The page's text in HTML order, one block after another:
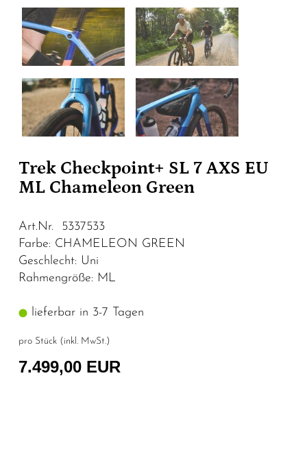
Trek Checkpoint+ SL 7 AXS EU
ML Chameleon Green
Art.Nr. 5337533
Farbe: CHAMELEON GREEN
Geschlecht: Uni
Rahmengröße: ML
lieferbar in 3-7 Tagen
pro Stück (inkl. MwSt.)
7.499,00 EUR